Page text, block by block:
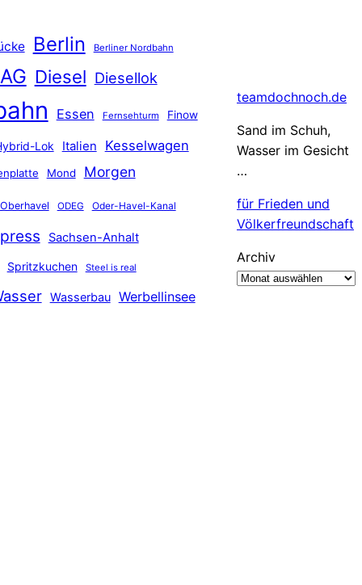
Berlin Berliner Nordbahn
Diesel Diesellok
Essen Fernsehturm Finow
Lok Italien Kesselwagen
Mond Morgen
Oberhavel ODEG Oder-Havel-Kanal
Sachsen-Anhalt
Spritzkuchen Steel is real
Wasserbau Werbellinsee
teamdochnoch.de
Sand im Schuh,
Wasser im Gesicht
…
für Frieden und
Völkerfreundschaft
Archiv